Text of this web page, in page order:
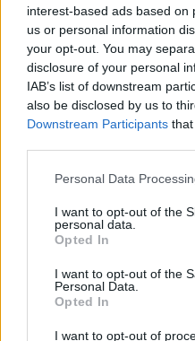
interest-based ads based on
us or personal information
your opt-out. You may
disclosure of your personal
IAB’s list of downstream
also be disclosed by us to
Downstream Participants
Please note that this
not limited to your visit or
grant or deny consent to
use your data for below
consent section.
Personal Data
I want to opt-out of the
personal data.
Opted In
I want to opt-out of the
Personal Data.
Opted In
I want to opt-out of
súlyos füsttel borítva be a
megfékezésére több
vonult ki, akik a helyszínen
közös erővel tudták csak
TOVÁBB OLVASOM
JNSZ megyei hírek föld